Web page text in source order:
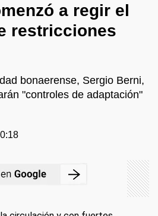
a regir el
restricciones
bonaerense, Sergio Berni,
"controles de adaptación"